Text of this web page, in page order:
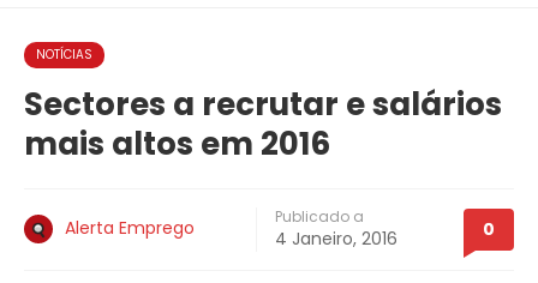
NOTÍCIAS
Sectores a recrutar e salários
mais altos em 2016
Alerta Emprego Publicado a
4 Janeiro, 2016 0